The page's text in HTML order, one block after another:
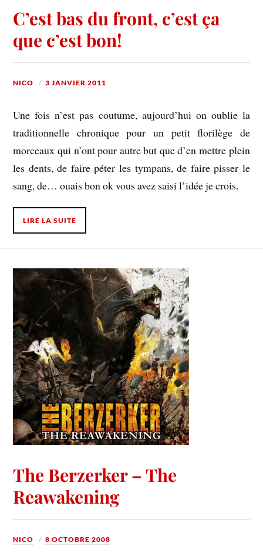
C’est bas du front, c’est ça
que c’est bon!
NICO 3 JANVIER 2011
Une fois n’est pas coutume, aujourd’hui on oublie la
traditionnelle chronique pour un petit florilège de
morceaux qui n’ont pour autre but que d’en mettre plein
les dents, de faire péter les tympans, de faire pisser le
sang, de… ouais bon ok vous avez saisi l’idée je crois.
LIRE LA SUITE
The Berzerker – The
Reawakening
NICO 8 OCTOBRE 2008